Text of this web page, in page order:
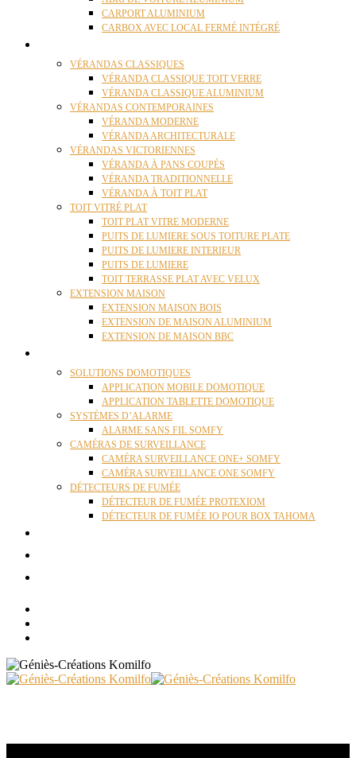
CARPORT ALUMINIUM
CARBOX AVEC LOCAL FERMÉ INTÉGRÉ
VÉRANDAS CLASSIQUES
VÉRANDA CLASSIQUE TOIT VERRE
VÉRANDA CLASSIQUE ALUMINIUM
VÉRANDAS CONTEMPORAINES
VÉRANDA MODERNE
VÉRANDA ARCHITECTURALE
VÉRANDAS VICTORIENNES
VÉRANDA À PANS COUPÉS
VÉRANDA TRADITIONNELLE
VÉRANDA À TOIT PLAT
TOIT VITRÉ PLAT
TOIT PLAT VITRE MODERNE
PUITS DE LUMIERE SOUS TOITURE PLATE
PUITS DE LUMIERE INTERIEUR
PUITS DE LUMIERE
TOIT TERRASSE PLAT AVEC VELUX
EXTENSION MAISON
EXTENSION MAISON BOIS
EXTENSION DE MAISON ALUMINIUM
EXTENSION DE MAISON BBC
SOLUTIONS DOMOTIQUES
APPLICATION MOBILE DOMOTIQUE
APPLICATION TABLETTE DOMOTIQUE
SYSTÈMES D’ALARME
ALARME SANS FIL SOMFY
CAMÉRAS DE SURVEILLANCE
CAMÉRA SURVEILLANCE ONE+ SOMFY
CAMÉRA SURVEILLANCE ONE SOMFY
DÉTECTEURS DE FUMÉE
DÉTECTEUR DE FUMÉE PROTEXIOM
DÉTECTEUR DE FUMÉE IO POUR BOX TAHOMA